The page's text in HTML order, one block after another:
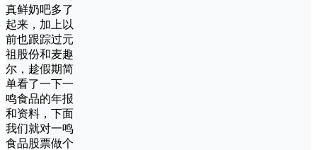
真鲜奶吧多了
起来，加上以
前也跟踪过元
祖股份和麦趣
尔，趁假期简
单看了一下一
鸣食品的年报
和资料，下面
我们就对一鸣
食品股票做个